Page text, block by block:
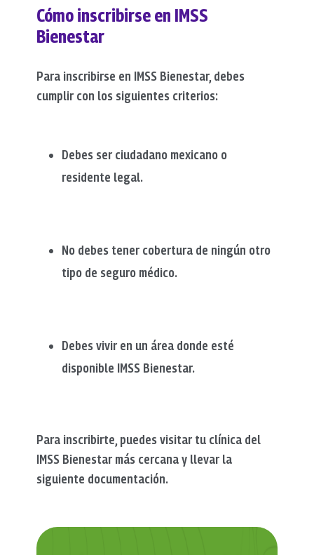
Cómo inscribirse en IMSS
Bienestar
Para inscribirse en IMSS Bienestar, debes
cumplir con los siguientes criterios:
Debes ser ciudadano mexicano o
residente legal.
No debes tener cobertura de ningún otro
tipo de seguro médico.
Debes vivir en un área donde esté
disponible IMSS Bienestar.
Para inscribirte, puedes visitar tu clínica del
IMSS Bienestar más cercana y llevar la
siguiente documentación.